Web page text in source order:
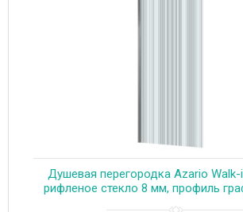
Душевая перегородка Azario Walk-
рифленое стекло 8 мм, профиль